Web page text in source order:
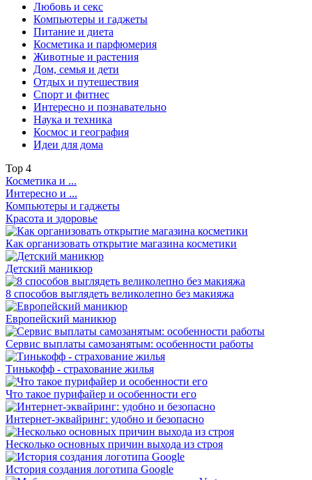
Любовь и секс
Компьютеры и гаджеты
Питание и диета
Косметика и парфюмерия
Животные и растения
Дом, семья и дети
Отдых и путешествия
Спорт и фитнес
Интересно и познавательно
Наука и техника
Космос и география
Идеи для дома
Top 4
Косметика и ...
Интересно и ...
Компьютеры и гаджеты
Красота и здоровье
Как организовать открытие магазина косметики
Детский маникюр
8 способов выглядеть великолепно без макияжа
Европейский маникюр
Сервис выплаты самозанятым: особенности работы
Тинькофф - страхование жилья
Что такое пурифайер и особенности его
Интернет-эквайринг: удобно и безопасно
Несколько основных причин выхода из строя
История создания логотипа Google